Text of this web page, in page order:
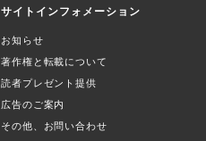
サイトインフォメーション
お知らせ
著作権と転載について
読者プレゼント提供
広告のご案内
その他、お問い合わせ